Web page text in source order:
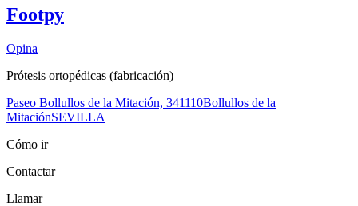
Footpy
Opina
Prótesis ortopédicas (fabricación)
Paseo Bollullos de la Mitación, 341110Bollullos de la
MitaciónSEVILLA
Cómo ir
Contactar
Llamar